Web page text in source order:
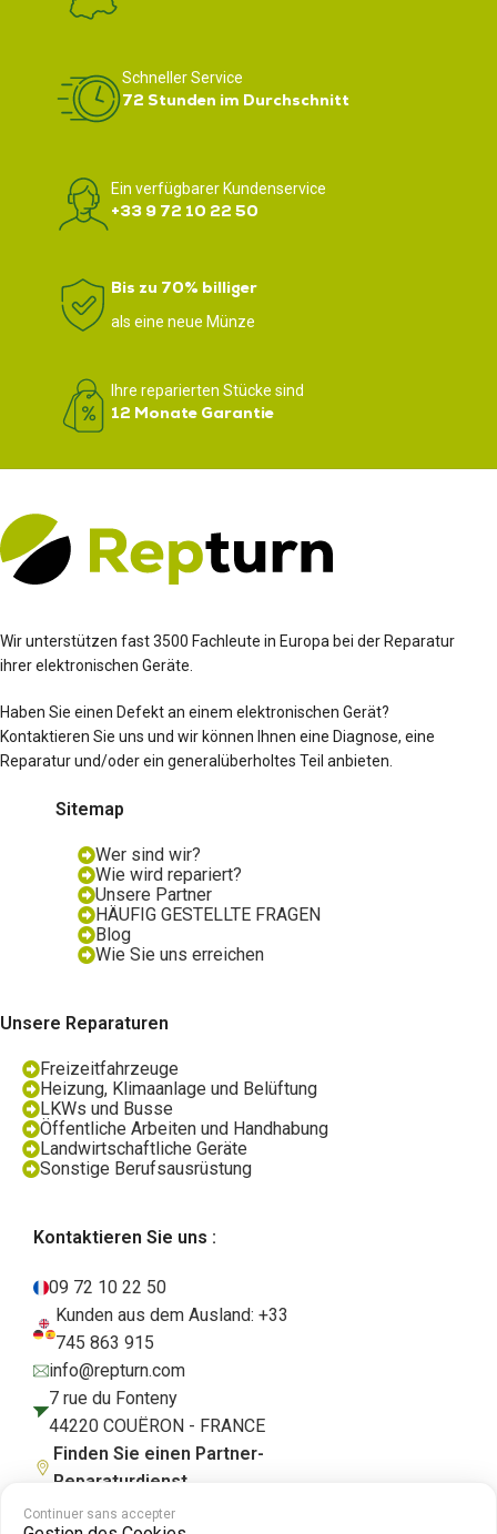
Schneller Service
72 Stunden im Durchschnitt
Ein verfügbarer Kundenservice
+33 9 72 10 22 50
Bis zu 70% billiger
als eine neue Münze
Ihre reparierten Stücke sind
12 Monate Garantie
Wir unterstützen fast 3500 Fachleute in Europa bei der Reparatur
ihrer elektronischen Geräte.
Haben Sie einen Defekt an einem elektronischen Gerät?
Kontaktieren Sie uns und wir können Ihnen eine Diagnose, eine
Reparatur und/oder ein generalüberholtes Teil anbieten.
Sitemap
Wer sind wir?
Wie wird repariert?
Unsere Partner
HÄUFIG GESTELLTE FRAGEN
Blog
Wie Sie uns erreichen
Unsere Reparaturen
Freizeitfahrzeuge
Heizung, Klimaanlage und Belüftung
LKWs und Busse
Öffentliche Arbeiten und Handhabung
Landwirtschaftliche Geräte
Sonstige Berufsausrüstung
Kontaktieren Sie uns :
09 72 10 22 50
Kunden aus dem Ausland: +33
745 863 915
info@repturn.com
7 rue du Fonteny
44220 COUËRON - FRANCE
Finden Sie einen Partner-
Reparaturdienst
Continuer sans accepter